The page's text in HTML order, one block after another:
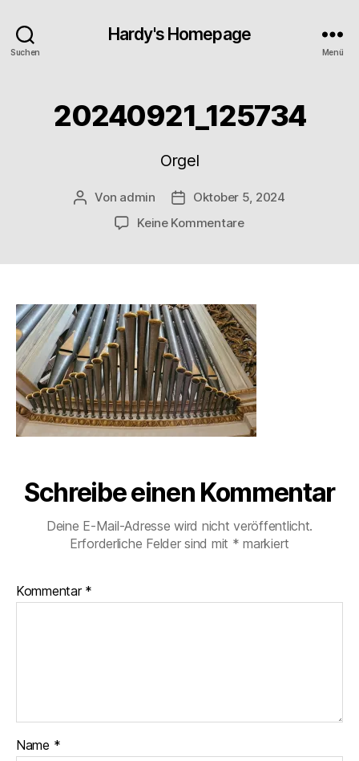
Suchen
Hardy's Homepage
Menü
20240921_125734
Orgel
Beitragsautor
Von admin Veröffentlichungsdatum
Oktober 5, 2024
Keine Kommentarezu
Schreibe einen Kommentar
Deine E-Mail-Adresse wird nicht veröffentlicht.
Erforderliche Felder sind mit * markiert
Kommentar *
Name *